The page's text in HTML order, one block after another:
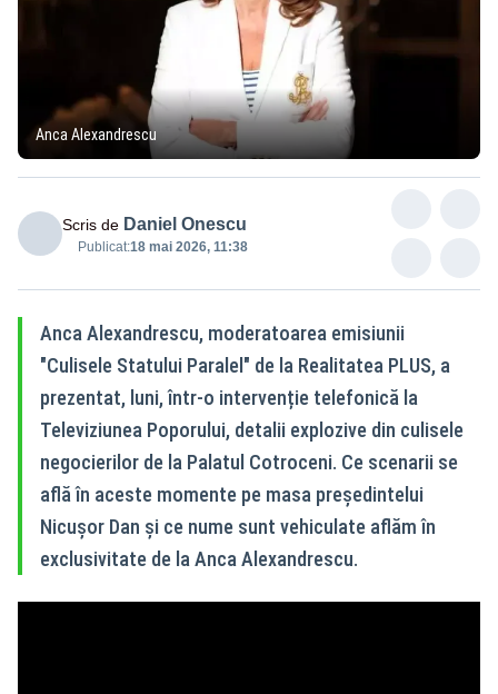
Anca Alexandrescu
Scris de Daniel Onescu
Publicat:18 mai 2026, 11:38
Anca Alexandrescu, moderatoarea emisiunii
"Culisele Statului Paralel" de la Realitatea PLUS, a
prezentat, luni, într-o intervenție telefonică la
Televiziunea Poporului, detalii explozive din culisele
negocierilor de la Palatul Cotroceni. Ce scenarii se
află în aceste momente pe masa președintelui
Nicușor Dan și ce nume sunt vehiculate aflăm în
exclusivitate de la Anca Alexandrescu.